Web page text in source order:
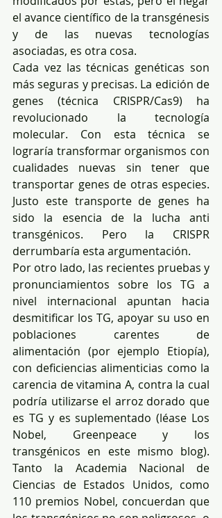
el avance científico de la transgénesis
y de las nuevas tecnologías
asociadas, es otra cosa.
Cada vez las técnicas genéticas son
más seguras y precisas. La edición de
genes (técnica CRISPR/Cas9) ha
revolucionado la tecnología
molecular. Con esta técnica se
lograría transformar organismos con
cualidades nuevas sin tener que
transportar genes de otras especies.
Justo este transporte de genes ha
sido la esencia de la lucha anti
transgénicos. Pero la CRISPR
derrumbaría esta argumentación.
Por otro lado, las recientes pruebas y
pronunciamientos sobre los TG a
nivel internacional apuntan hacia
desmitificar los TG, apoyar su uso en
poblaciones carentes de
alimentación (por ejemplo Etiopía),
con deficiencias alimenticias como la
carencia de vitamina A, contra la cual
podría utilizarse el arroz dorado que
es TG y es suplementado (léase Los
Nobel, Greenpeace y los
transgénicos en este mismo blog).
Tanto la Academia Nacional de
Ciencias de Estados Unidos, como
110 premios Nobel, concuerdan que